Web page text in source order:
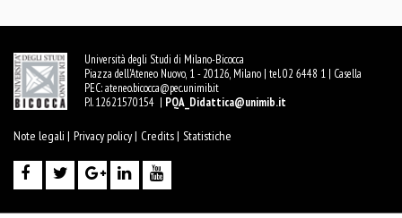
Università degli Studi di Milano-Bicocca
Piazza dell'Ateneo Nuovo, 1 - 20126, Milano | tel. 02 6448 1 | Casella
PEC:ateneo.bicocca@pec.unimib.it
P.I. 12621570154 | PQA_Didattica@unimib.it
Note legali | Privacy policy | Credits | Statistiche